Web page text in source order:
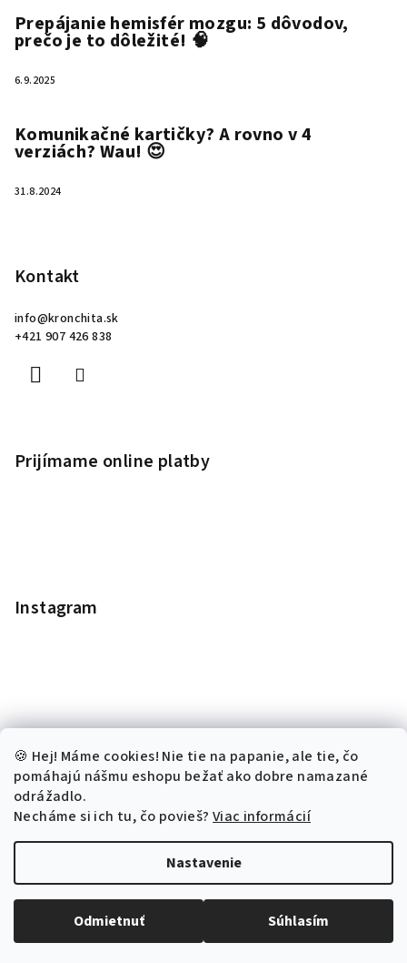
🍪 Hej! Máme cookies! Nie tie na papanie, ale tie, čo
pomáhajú nášmu eshopu bežať ako dobre namazané
odrážadlo.
Necháme si ich tu, čo povieš? Viac informácií
Nastavenie
Odmietnuť Súhlasím
Prepájanie hemisfér mozgu: 5 dôvodov,
prečo je to dôležité! 🧠
6.9.2025
Komunikačné kartičky? A rovno v 4
verziách? Wau! 😍
31.8.2024
Kontakt
info@kronchita.sk
+421 907 426 838
Prijímame online platby
Instagram
Sledovať na Instagrame
Kronchita.sk
Vytvoril Shoptet